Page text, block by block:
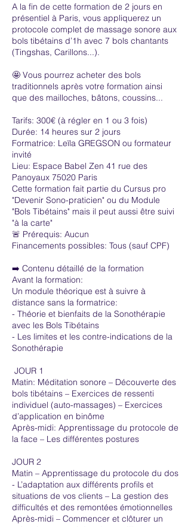
A la fin de cette formation de 2 jours en
présentiel à Paris, vous appliquerez un
protocole complet de massage sonore aux
bols tibétains d’1h avec 7 bols chantants
(Tingshas, Carillons...).
🤩 Vous pourrez acheter des bols
traditionnels après votre formation ainsi
que des mailloches, bâtons, coussins...
Tarifs: 300€ (à régler en 1 ou 3 fois)
Durée: 14 heures sur 2 jours
Formatrice: Leïla GREGSON ou formateur
invité
Lieu: Espace Babel Zen 41 rue des
Panoyaux 75020 Paris
Cette formation fait partie du Cursus pro
"Devenir Sono-praticien" ou du Module
"Bols Tibétains" mais il peut aussi être suivi
"à la carte"
🚨 Prérequis: Aucun
Financements possibles: Tous (sauf CPF)
➡️ Contenu détaillé de la formation
Avant la formation:
Un module théorique est à suivre à
distance sans la formatrice:
- Théorie et bienfaits de la Sonothérapie
avec les Bols Tibétains
- Les limites et les contre-indications de la
Sonothérapie
JOUR 1
Matin: Méditation sonore – Découverte des
bols tibétains – Exercices de ressenti
individuel (auto-massages) – Exercices
d’application en binôme
Après-midi: Apprentissage du protocole de
la face – Les différentes postures
JOUR 2
Matin – Apprentissage du protocole du dos
- L’adaptation aux différents profils et
situations de vos clients – La gestion des
difficultés et des remontées émotionnelles
Après-midi – Commencer et clôturer un